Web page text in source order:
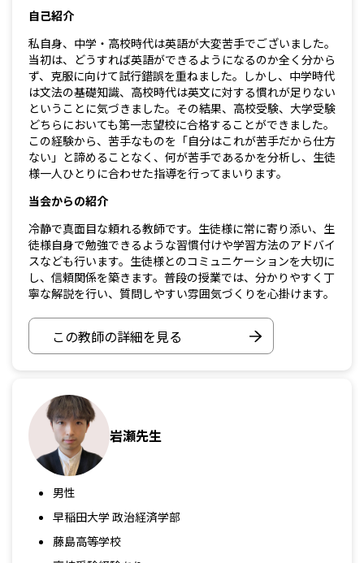
自己紹介
私自身、中学・高校時代は英語が大変苦手でございました。
当初は、どうすれば英語ができるようになるのか全く分から
ず、克服に向けて試行錯誤を重ねました。しかし、中学時代
は文法の基礎知識、高校時代は英文に対する慣れが足りない
ということに気づきました。その結果、高校受験、大学受験
どちらにおいても第一志望校に合格することができました。
この経験から、苦手なものを「自分はこれが苦手だから仕方
ない」と諦めることなく、何が苦手であるかを分析し、生徒
様一人ひとりに合わせた指導を行ってまいります。
当会からの紹介
冷静で真面目な頼れる教師です。生徒様に常に寄り添い、生
徒様自身で勉強できるような習慣付けや学習方法のアドバイ
スなども行います。生徒様とのコミュニケーションを大切に
し、信頼関係を築きます。普段の授業では、分かりやすく丁
寧な解説を行い、質問しやすい雰囲気づくりを心掛けます。
この教師の詳細を見る
岩瀬先生
男性
早稲田大学 政治経済学部
藤島高等学校